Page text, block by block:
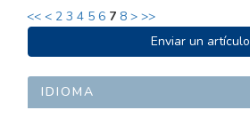
<< < 2 3 4 5 6 7 8 > >>
ENVIAR
UN
ARTÍCULO
Enviar un artículo
IDIOMA